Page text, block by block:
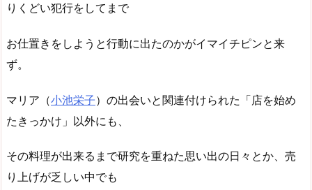
りくどい犯行をしてまで
お仕置きをしようと行動に出たのかがイマイチピンと来
ず。
マリア（小池栄子）の出会いと関連付けられた「店を始め
たきっかけ」以外にも、
その料理が出来るまで研究を重ねた思い出の日々とか、売
り上げが乏しい中でも